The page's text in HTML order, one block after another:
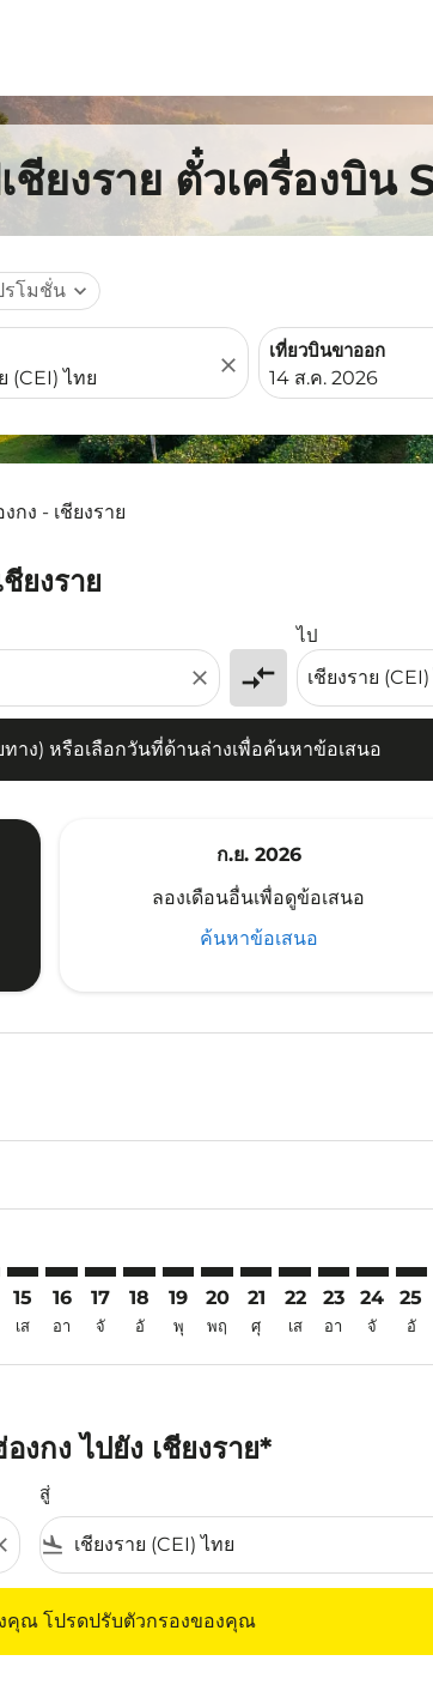
ชียงราย ตั๋วเครื่องบิน
รโมชั่น expand_more
close
เที่ยวบินขาออก
fc-booking-
14 ส.ค. 2026
งกง - เชียงราย
ยงราย
close compare_arrows
ไป
าง) หรือเลือกวันที่ด้านล่างเพื่อค้นหาข้อเสนอ
) หรือเลือกวันที่ด้านล่างเพื่อค้นหาข้อเสนอ
ก.ย. 2026
ลองเดือนอื่นเพื่อดูข้อเสนอ
ค้นหาข้อเสนอ
15
เส
16
อา
17
จั
18
อั
19
พุ
20
พฤ
HKG–CEI: cmp-
21
ศุ
HKG–CEI:
22
เส
HKG–CEI:
23
อา
24
จั
25
อั
งกง ไปยัง เชียงราย*
สู่
flight_land
คุณ โปรดปรับตัวกรองของคุณ